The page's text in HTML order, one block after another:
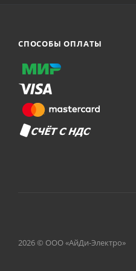
СПОСОБЫ ОПЛАТЫ
2026 © ООО «АйДи-Электро»